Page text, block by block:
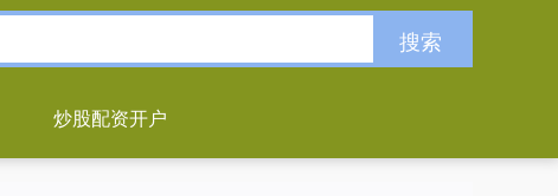
搜索
炒股配资开户